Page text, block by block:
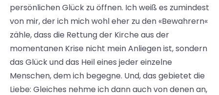
persönlichen Glück zu öffnen. Ich weiß es zumindest
von mir, der ich mich wohl eher zu den «Bewahrern«
zähle, dass die Rettung der Kirche aus der
momentanen Krise nicht mein Anliegen ist, sondern
das Glück und das Heil eines jeder einzelne
Menschen, dem ich begegne. Und, das gebietet die
Liebe: Gleiches nehme ich dann auch von denen an,